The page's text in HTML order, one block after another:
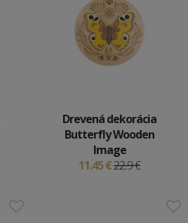
Drevená dekorácia
Butterfly Wooden
Image
11.45 €22.9 €